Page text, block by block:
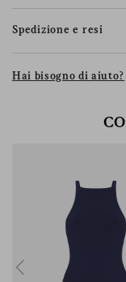
Spedizione e resi
Hai bisogno di aiuto?